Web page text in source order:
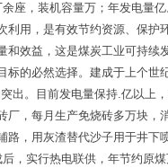
座，装机容量万；年发电量
利用，是有效节约资源、保护
和效益，这是煤炭工业可持续
标的必然选择。建成于上个世
出。目前发电量保持.亿以上
厂，每月生产免烧砖多万块，
路，用灰渣替代沙子用于井下
，实行热电联供，年节约原煤